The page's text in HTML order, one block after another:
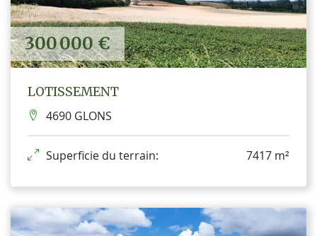
300 000 €
LOTISSEMENT
4690 GLONS
Superficie du terrain: 7417 m²